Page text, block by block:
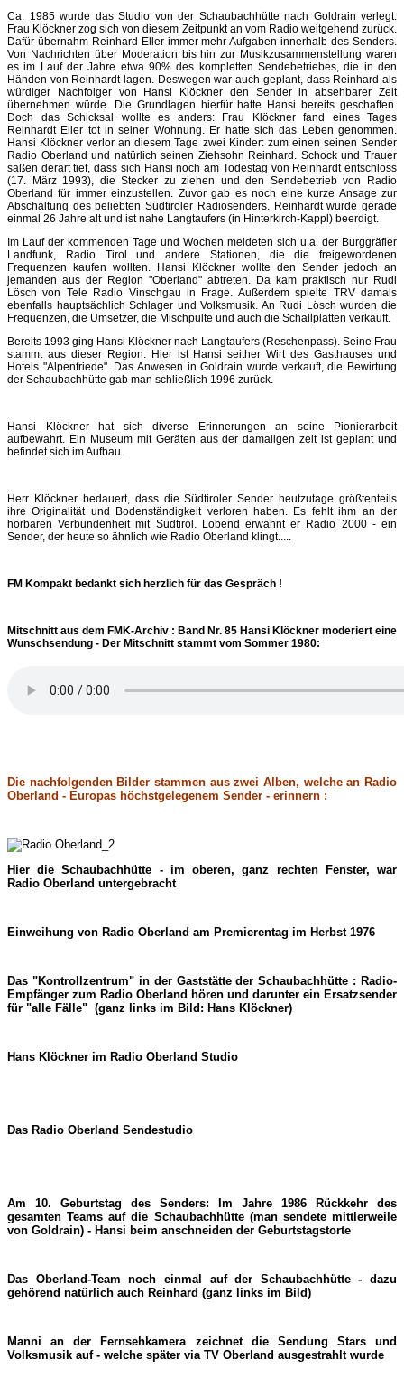
Ca. 1985 wurde das Studio von der Schaubachhütte nach Goldrain verlegt.
Frau Klöckner zog sich von diesem Zeitpunkt an vom Radio weitgehend zurück.
Dafür übernahm Reinhard Eller immer mehr Aufgaben innerhalb des Senders.
Von Nachrichten über Moderation bis hin zur Musikzusammenstellung waren
es im Lauf der Jahre etwa 90% des kompletten Sendebetriebes, die in den
Händen von Reinhardt lagen. Deswegen war auch geplant, dass Reinhard als
würdiger Nachfolger von Hansi Klöckner den Sender in absehbarer Zeit
übernehmen würde. Die Grundlagen hierfür hatte Hansi bereits geschaffen.
Doch das Schicksal wollte es anders: Frau Klöckner fand eines Tages
Reinhardt Eller tot in seiner Wohnung. Er hatte sich das Leben genommen.
Hansi Klöckner verlor an diesem Tage zwei Kinder: zum einen seinen Sender
Radio Oberland und natürlich seinen Ziehsohn Reinhard. Schock und Trauer
saßen derart tief, dass sich Hansi noch am Todestag von Reinhardt entschloss
(17. März 1993), die Stecker zu ziehen und den Sendebetrieb von Radio
Oberland für immer einzustellen. Zuvor gab es noch eine kurze Ansage zur
Abschaltung des beliebten Südtiroler Radiosenders. Reinhardt wurde gerade
einmal 26 Jahre alt und ist nahe Langtaufers (in Hinterkirch-Kappl) beerdigt.
Im Lauf der kommenden Tage und Wochen meldeten sich u.a. der Burggräfler
Landfunk, Radio Tirol und andere Stationen, die die freigewordenen
Frequenzen kaufen wollten. Hansi Klöckner wollte den Sender jedoch an
jemanden aus der Region "Oberland" abtreten. Da kam praktisch nur Rudi
Lösch von Tele Radio Vinschgau in Frage. Außerdem spielte TRV damals
ebenfalls hauptsächlich Schlager und Volksmusik. An Rudi Lösch wurden die
Frequenzen, die Umsetzer, die Mischpulte und auch die Schallplatten verkauft.
Bereits 1993 ging Hansi Klöckner nach Langtaufers (Reschenpass). Seine Frau
stammt aus dieser Region. Hier ist Hansi seither Wirt des Gasthauses und
Hotels "Alpenfriede". Das Anwesen in Goldrain wurde verkauft, die Bewirtung
der Schaubachhütte gab man schließlich 1996 zurück.
Hansi Klöckner hat sich diverse Erinnerungen an seine Pionierarbeit
aufbewahrt. Ein Museum mit Geräten aus der damaligen zeit ist geplant und
befindet sich im Aufbau.
Herr Klöckner bedauert, dass die Südtiroler Sender heutzutage größtenteils
ihre Originalität und Bodenständigkeit verloren haben. Es fehlt ihm an der
hörbaren Verbundenheit mit Südtirol. Lobend erwähnt er Radio 2000 - ein
Sender, der heute so ähnlich wie Radio Oberland klingt.....
FM Kompakt bedankt sich herzlich für das Gespräch !
Mitschnitt aus dem FMK-Archiv : Band Nr. 85 Hansi Klöckner moderiert eine
Wunschsendung - Der Mitschnitt stammt vom Sommer 1980:
Die nachfolgenden Bilder stammen aus zwei Alben, welche an Radio
Oberland - Europas höchstgelegenem Sender - erinnern :
Hier die Schaubachhütte - im oberen, ganz rechten Fenster, war
Radio Oberland untergebracht
Einweihung von Radio Oberland am Premierentag im Herbst 1976
Das "Kontrollzentrum" in der Gaststätte der Schaubachhütte : Radio-
Empfänger zum Radio Oberland hören und darunter ein Ersatzsender
für "alle Fälle" (ganz links im Bild: Hans Klöckner)
Hans Klöckner im Radio Oberland Studio
Das Radio Oberland Sendestudio
Am 10. Geburtstag des Senders: Im Jahre 1986 Rückkehr des
gesamten Teams auf die Schaubachhütte (man sendete mittlerweile
von Goldrain) - Hansi beim anschneiden der Geburtstagstorte
Das Oberland-Team noch einmal auf der Schaubachhütte - dazu
gehörend natürlich auch Reinhard (ganz links im Bild)
Manni an der Fernsehkamera zeichnet die Sendung Stars und
Volksmusik auf - welche später via TV Oberland ausgestrahlt wurde